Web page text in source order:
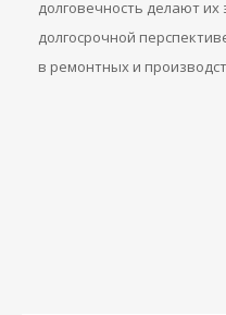
долговечность делают
долгосрочной
в ремонтных и